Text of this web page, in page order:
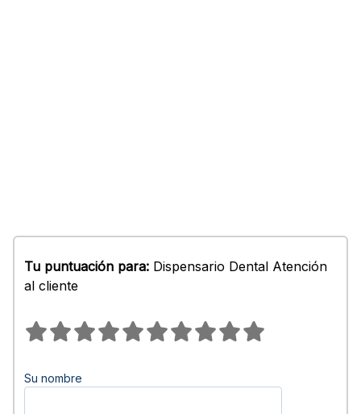
Tu puntuación para: Dispensario Dental Atención
al cliente
Su nombre